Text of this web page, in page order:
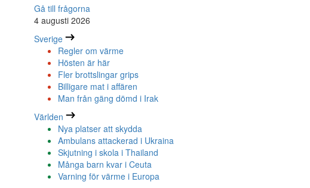
Gå till frågorna
4 augusti 2026
Sverige
Regler om värme
Hösten är här
Fler brottslingar grips
Billigare mat i affären
Man från gäng dömd i Irak
Världen
Nya platser att skydda
Ambulans attackerad i Ukraina
Skjutning i skola i Thailand
Många barn kvar i Ceuta
Varning för värme i Europa